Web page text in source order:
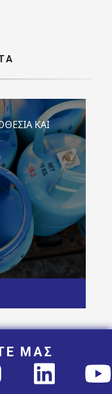
ΚΑΙ
ΜΑΣ